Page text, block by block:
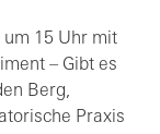
15 Uhr mit
– Gibt es
Berg,
Praxis